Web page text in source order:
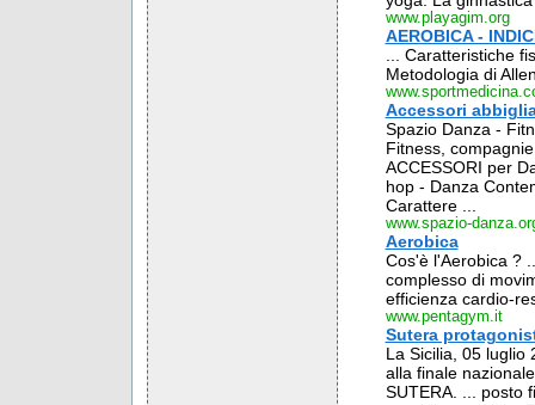
www.playagim.org
AEROBICA -
... Caratteristiche
Metodologia di
Accessori
Spazio Danza -
Fitness,
ACCESSORI per
hop - Danza
Carattere ...
www.spazio-
Aerobica
Cos'è l'Aerobica ?
complesso di
efficienza cardio-
www.pentagym.it
Sutera
La Sicilia, 05 luglio
alla finale
SUTERA. ... posto